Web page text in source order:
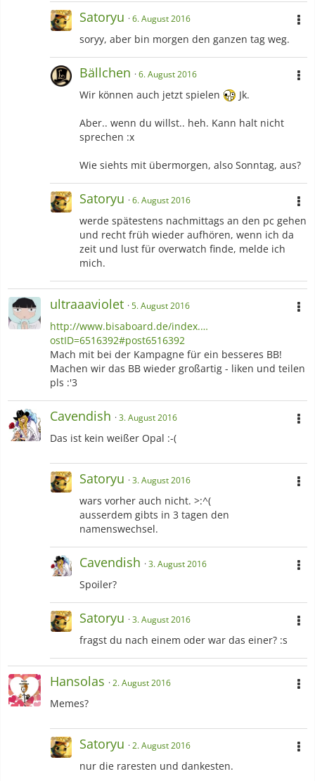
Satoryu 6. August 2016
soryy, aber bin morgen den ganzen tag weg.
Bällchen 6. August 2016
Wir können auch jetzt spielen Jk.
Aber.. wenn du willst.. heh. Kann halt nicht
sprechen :x
Wie siehts mit übermorgen, also Sonntag, aus?
Satoryu 6. August 2016
werde spätestens nachmittags an den pc gehen
und recht früh wieder aufhören, wenn ich da
zeit und lust für overwatch finde, melde ich
mich.
ultraaaviolet 5. August 2016
http://www.bisaboard.de/index.…
ostID=6516392#post6516392
Mach mit bei der Kampagne für ein besseres BB!
Machen wir das BB wieder großartig - liken und teilen
pls :'3
Cavendish 3. August 2016
Das ist kein weißer Opal :-(
Satoryu 3. August 2016
wars vorher auch nicht. >:^(
ausserdem gibts in 3 tagen den
namenswechsel.
Cavendish 3. August 2016
Spoiler?
Satoryu 3. August 2016
fragst du nach einem oder war das einer? :s
Hansolas 2. August 2016
Memes?
Satoryu 2. August 2016
nur die raresten und dankesten.